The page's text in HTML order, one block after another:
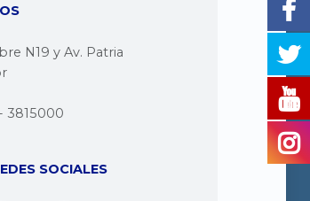
N19 y Av. Patria
3815000
SOCIALES